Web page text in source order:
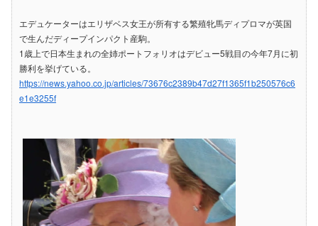
エデュケーターはエリザベス女王が所有する繁殖牝馬ディプロマが英国
で生んだディープインパクト産駒。
1歳上で日本生まれの全姉ポートフォリオはデビュー5戦目の今年7月に初
勝利を挙げている。
https://news.yahoo.co.jp/articles/73676c2389b47d27f1365f1b250576c6
e1e3255f